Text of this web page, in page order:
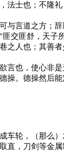
法士也；不隆
言道之方；
交匪舒，天子
人也；其善
也，使心非是
。德操然后能
轮，（那么
直，刀剑等金